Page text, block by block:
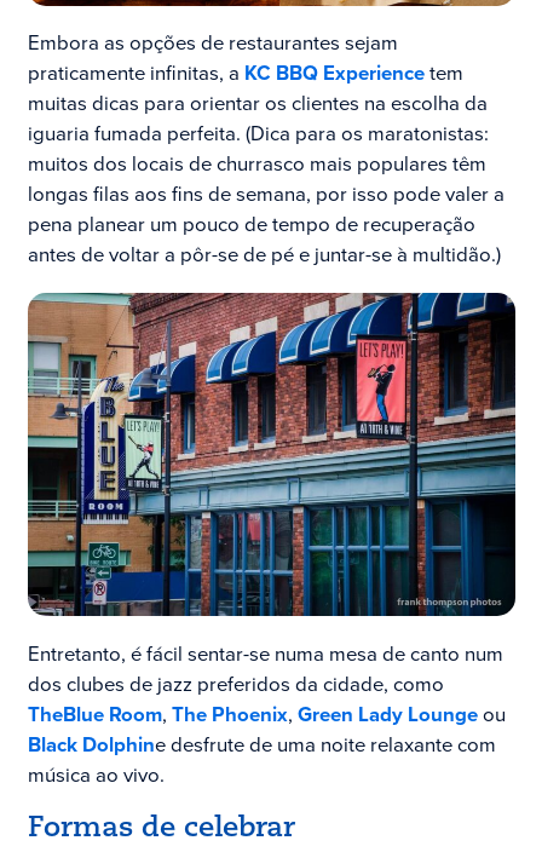
Embora as opções de restaurantes sejam
praticamente infinitas, a KC BBQ Experiencetem
muitas dicas para orientar os clientes na escolha da
iguaria fumada perfeita. (Dica para os maratonistas:
muitos dos locais de churrasco mais populares têm
longas filas aos fins de semana, por isso pode valer a
pena planear um pouco de tempo de recuperação
antes de voltar a pôr-se de pé e juntar-se à multidão.)
Entretanto, é fácil sentar-se numa mesa de canto num
dos clubes de jazz preferidos da cidade, como
TheBlue Room, The Phoenix, Green Lady Loungeou
Black Dolphine desfrute de uma noite relaxante com
música ao vivo.
Formas de celebrar